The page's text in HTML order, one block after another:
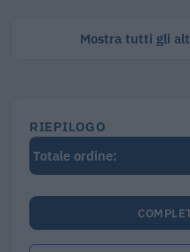
Mostra tutti gli
RIEPILOGO
Totale ordine: